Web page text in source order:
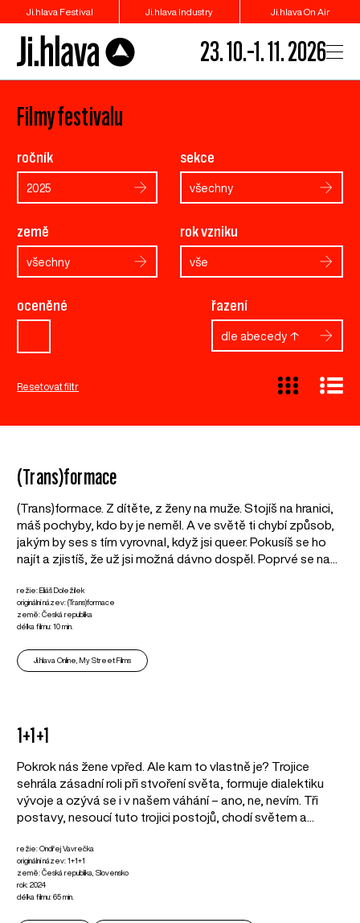
Ji.hlava Festival Ji.hlava Industry Ji.hlava On Air
23. 10.–1. 11. 2026
Filmy festivalu
ročník
2025
sekce
všechny
země
všechny
rok vzniku
vše
oceněné řazení
dle abecedy ↑
Resetovat filtr
(Trans)formace
(Trans)formace. Z dítěte, z ženy na muže. Stojíš na hranici,
máš pochyby, kdo by je neměl. A ve světě ti chybí způsob,
jakým by ses s tím vyrovnal, když jsi queer. Pokusíš se ho
najít a zjistíš, že už jsi možná dávno dospěl. Poprvé se na...
režie: Eliáš Doležílek
originální název: (Trans)formace
země: Česká republika
délka filmu: 10 min.
Ji.hlava Online, My Street Films
1+1+1
Pokrok nás žene vpřed. Ale kam to vlastně je? Trojice
sehrála zásadní roli při stvoření světa, formuje dialektiku
vývoje a ozývá se i v našem váhání – ano, ne, nevím. Tři
postavy, nesoucí tuto trojici postojů, chodí světem a...
režie: Ondřej Vavrečka
originální název: 1+1+1
země: Česká republika, Slovensko
rok: 2024
délka filmu: 65 min.